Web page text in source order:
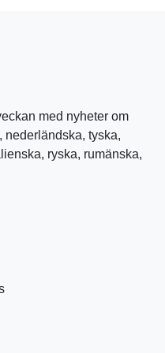
med nyheter om
nederländska, tyska,
ryska, rumänska,